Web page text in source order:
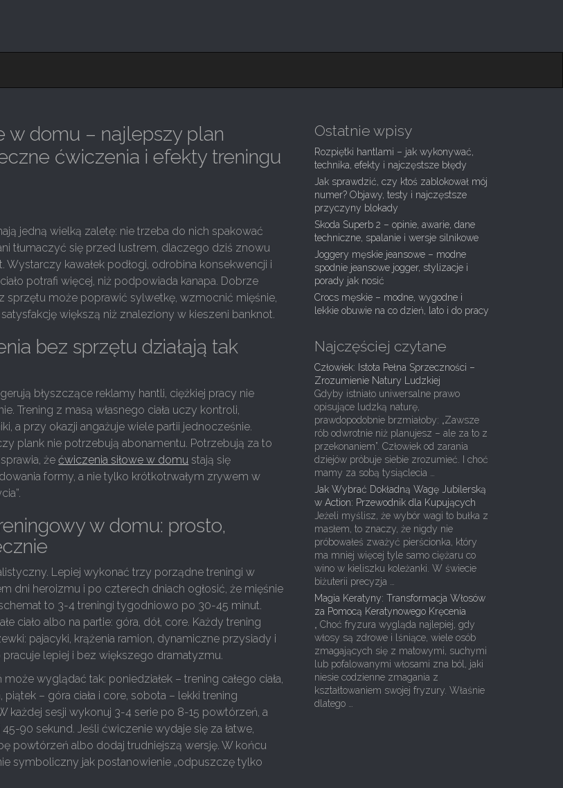
w domu – najlepszy plan
ćwiczenia i efekty treningu
jedną wielką zaletę: nie trzeba do nich spakować
tłumaczyć się przed lustrem, dlaczego dziś znowu
Wystarczy kawałek podłogi, odrobina konsekwencji i
potrafi więcej, niż podpowiada kanapa. Dobrze
sprzętu może poprawić sylwetkę, wzmocnić mięśnie,
większą niż znaleziony w kieszeni banknot.
bez sprzętu działają tak
błyszczące reklamy hantli, ciężkiej pracy nie
Trening z masą własnego ciała uczy kontroli,
a przy okazji angażuje wiele partii jednocześnie.
plank nie potrzebują abonamentu. Potrzebują za to
sprawia, żećwiczenia siłowe w domu stają się
formy, a nie tylko krótkotrwałym zrywem w
w domu: prosto,
Lepiej wykonać trzy porządne treningi w
dni heroizmu i po czterech dniach ogłosić, że mięśnie
to 3-4 treningi tygodniowo po 30-45 minut.
ciało albo na partie: góra, dół, core. Każdy trening
pajacyki, krążenia ramion, dynamiczne przysiady i
pracuje lepiej i bez większego dramatyzmu.
wyglądać tak: poniedziałek – trening całego ciała,
– góra ciała i core, sobota – lekki trening
każdej sesji wykonuj 3-4 serie po 8-15 powtórzeń, a
90 sekund. Jeśli ćwiczenie wydaje się za łatwe,
powtórzeń albo dodaj trudniejszą wersję. W końcu
symboliczny jak postanowienie „odpuszczę tylko
Ostatnie wpisy
Rozpiętki hantlami – jak wykonywać,
technika, efekty i najczęstsze błędy
Jak sprawdzić, czy ktoś zablokował mój
numer? Objawy, testy i najczęstsze
przyczyny blokady
Skoda Superb 2 – opinie, awarie, dane
techniczne, spalanie i wersje silnikowe
Joggery męskie jeansowe – modne
spodnie jeansowe jogger, stylizacje i
porady jak nosić
Crocs męskie – modne, wygodne i
lekkie obuwie na co dzień, lato i do pracy
Najczęściej czytane
Człowiek: Istota Pełna Sprzeczności –
Zrozumienie Natury Ludzkiej
Gdyby istniało uniwersalne prawo
opisujące ludzką naturę,
prawdopodobnie brzmiałoby: „Zawsze
rób odwrotnie niż planujesz – ale za to z
przekonaniem”. Człowiek od zarania
dziejów próbuje siebie zrozumieć. I choć
mamy za sobą tysiąclecia …
Jak Wybrać Dokładną Wagę Jubilerską
w Action: Przewodnik dla Kupujących
Jeżeli myślisz, że wybór wagi to bułka z
masłem, to znaczy, że nigdy nie
próbowałeś zważyć pierścionka, który
ma mniej więcej tyle samo ciężaru co
wino w kieliszku koleżanki. W świecie
biżuterii precyzja …
Magia Keratyny: Transformacja Włosów
za Pomocą Keratynowego Kręcenia
„ Choć fryzura wygląda najlepiej, gdy
włosy są zdrowe i lśniące, wiele osób
zmagających się z matowymi, suchymi
lub pofalowanymi włosami zna ból, jaki
niesie codzienne zmagania z
kształtowaniem swojej fryzury. Właśnie
dlatego …